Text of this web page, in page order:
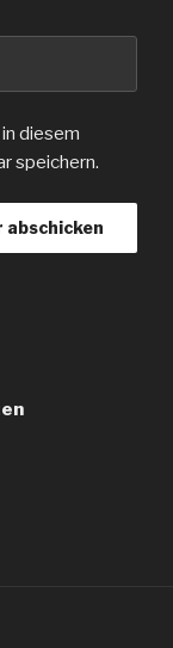
diesem
speichern.